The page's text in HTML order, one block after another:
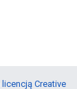
licencją Creative